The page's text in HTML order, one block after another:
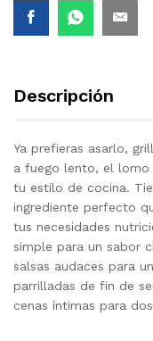
Descripción
Ya prefieras asarlo,
a fuego lento, el
tu estilo de cocina.
ingrediente perfecto
tus necesidades
simple para un sabor
salsas audaces para
parrilladas de fin de
cenas íntimas para